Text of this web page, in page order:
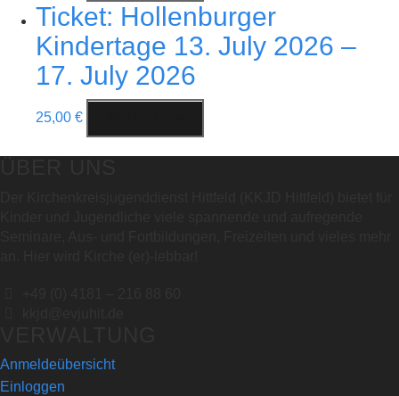
Ticket: Hollenburger
Kindertage 13. July 2026 –
17. July 2026
25,00 €
Anmeldeübersicht
Einloggen